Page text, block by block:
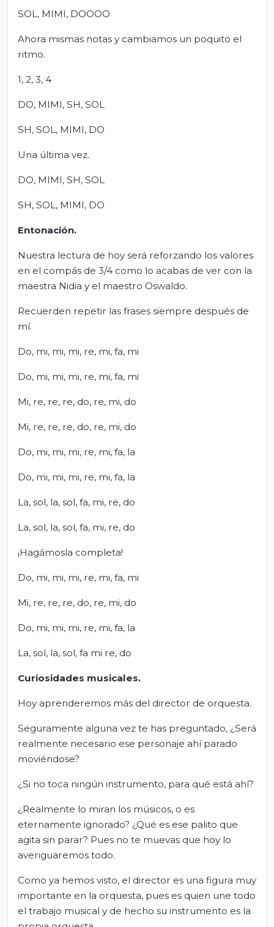
SOL, MIMI, DOOOO
Ahora mismas notas y cambiamos un poquito el
ritmo.
1, 2, 3, 4
DO, MIMI, SH, SOL
SH, SOL, MIMI, DO
Una última vez.
DO, MIMI, SH, SOL
SH, SOL, MIMI, DO
Entonación.
Nuestra lectura de hoy será reforzando los valores
en el compás de 3/4 como lo acabas de ver con la
maestra Nidia y el maestro Oswaldo.
Recuerden repetir las frases siempre después de
mí.
Do, mi, mi, mi, re, mi, fa, mi
Do, mi, mi, mi, re, mi, fa, mi
Mi, re, re, re, do, re, mi, do
Mi, re, re, re, do, re, mi, do
Do, mi, mi, mi, re, mi, fa, la
Do, mi, mi, mi, re, mi, fa, la
La, sol, la, sol, fa, mi, re, do
La, sol, la, sol, fa, mi, re, do
¡Hagámosla completa!
Do, mi, mi, mi, re, mi, fa, mi
Mi, re, re, re, do, re, mi, do
Do, mi, mi, mi, re, mi, fa, la
La, sol, la, sol, fa mi re, do
Curiosidades musicales.
Hoy aprenderemos más del director de orquesta.
Seguramente alguna vez te has preguntado, ¿Será
realmente necesario ese personaje ahí parado
moviéndose?
¿Si no toca ningún instrumento, para qué está ahí?
¿Realmente lo miran los músicos, o es
eternamente ignorado? ¿Qué es ese palito que
agita sin parar? Pues no te muevas que hoy lo
averiguaremos todo.
Como ya hemos visto, el director es una figura muy
importante en la orquesta, pues es quien une todo
el trabajo musical y de hecho su instrumento es la